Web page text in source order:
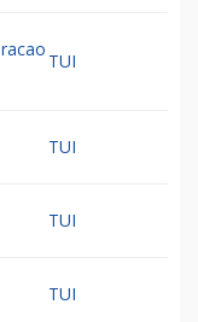
TUI
TUI
TUI
TUI